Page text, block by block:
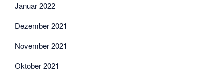
Januar 2022
Dezember 2021
November 2021
Oktober 2021